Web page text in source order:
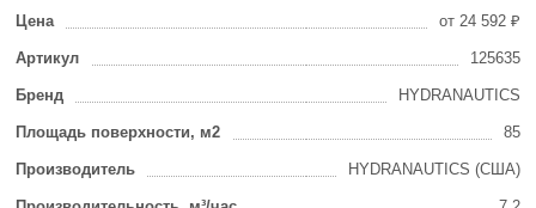
Цена от 24 592 ₽
Артикул 125635
Бренд HYDRANAUTICS
Площадь поверхности, м2 85
Производитель HYDRANAUTICS (США)